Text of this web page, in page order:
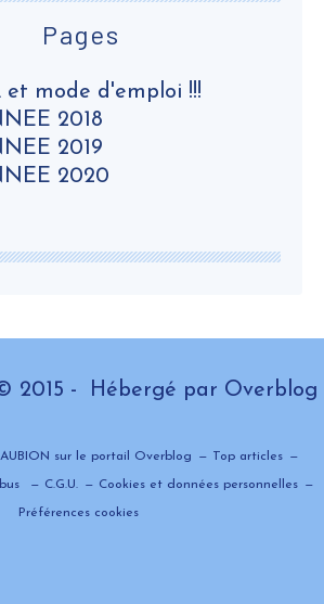
Pages
et mode d'emploi !!!
2018
2019
2020
2015 - Hébergé par Overblog
sur le portail Overblog Top articles
C.G.U. Cookies et données personnelles
Préférences cookies